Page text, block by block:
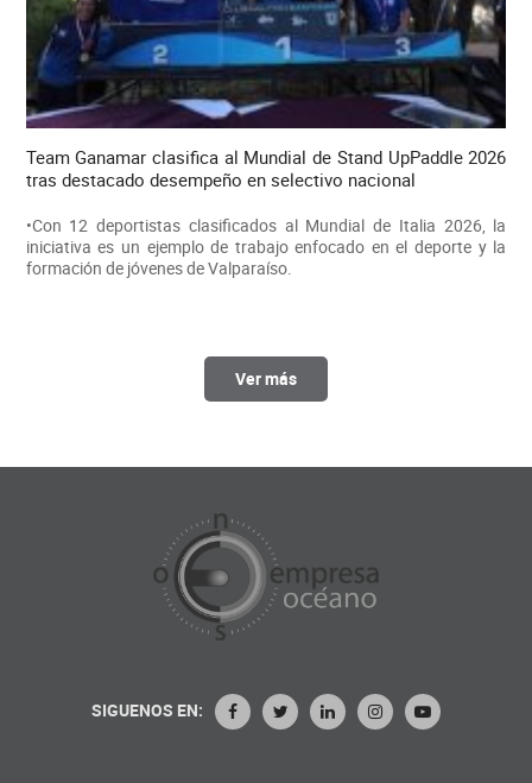
Team Ganamar clasifica al Mundial de Stand UpPaddle 2026
tras destacado desempeño en selectivo nacional
•Con 12 deportistas clasificados al Mundial de Italia 2026, la
iniciativa es un ejemplo de trabajo enfocado en el deporte y la
formación de jóvenes de Valparaíso.
Ver más
SIGUENOS EN: